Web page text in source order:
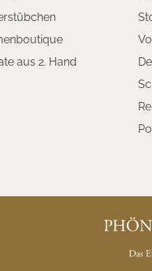
aus 2. Hand